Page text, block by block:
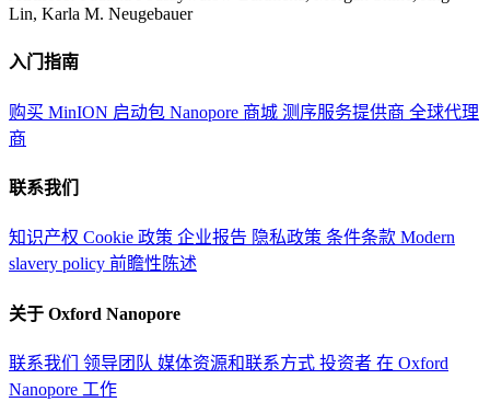
Lin, Karla M. Neugebauer
入门指南
购买 MinION 启动包 Nanopore 商城 测序服务提供商 全球代理
商
联系我们
知识产权 Cookie 政策 企业报告 隐私政策 条件条款 Modern
slavery policy 前瞻性陈述
关于 Oxford Nanopore
联系我们 领导团队 媒体资源和联系方式 投资者 在 Oxford
Nanopore 工作